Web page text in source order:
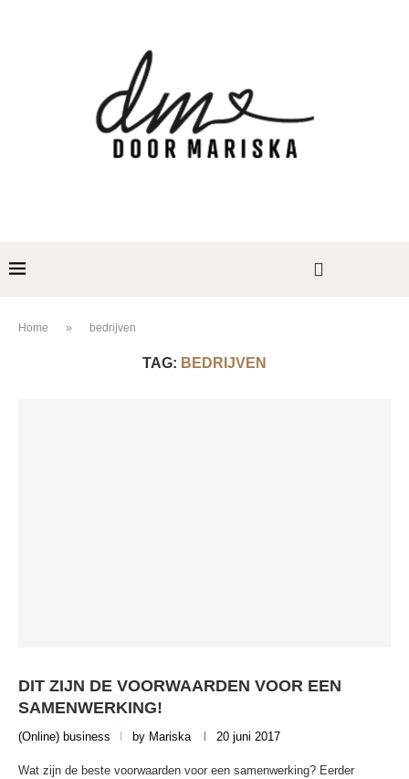
Home » bedrijven
TAG: BEDRIJVEN
DIT ZIJN DE VOORWAARDEN VOOR EEN
SAMENWERKING!
(Online) business by Mariska 20 juni 2017
Wat zijn de beste voorwaarden voor een samenwerking? Eerder